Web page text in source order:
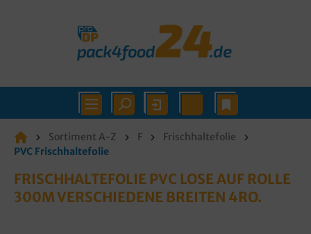
Sortiment A-Z F
Frischhaltefolie
PVC Frischhaltefolie
FRISCHHALTEFOLIE PVC LOSE AUF ROLLE
300M VERSCHIEDENE BREITEN 4RO.